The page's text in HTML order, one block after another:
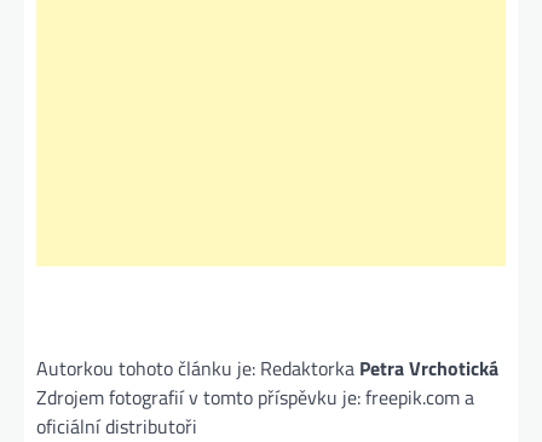
Autorkou tohoto článku je: Redaktorka Petra Vrchotická
Zdrojem fotografií v tomto příspěvku je: freepik.com a
oficiální distributoři